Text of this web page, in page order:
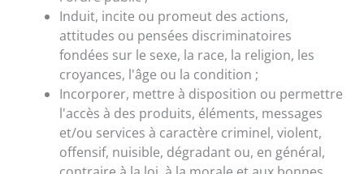
Induit, incite ou promeut des actions,
attitudes ou pensées discriminatoires
fondées sur le sexe, la race, la religion, les
croyances, l'âge ou la condition ;
Incorporer, mettre à disposition ou permettre
l'accès à des produits, éléments, messages
et/ou services à caractère criminel, violent,
offensif, nuisible, dégradant ou, en général,